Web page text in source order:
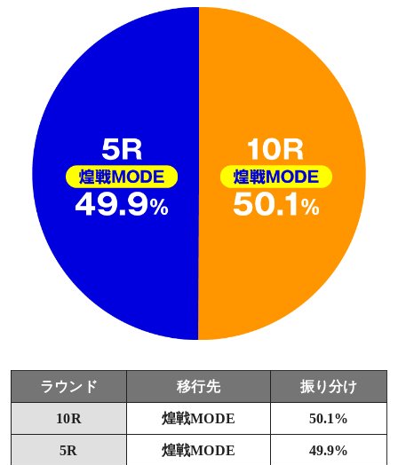
ラウンド 移行先 振り分け
10R 煌戦MODE 50.1%
5R 煌戦MODE 49.9%